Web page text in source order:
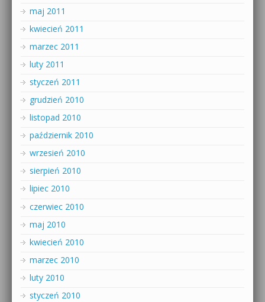
maj 2011
kwiecień 2011
marzec 2011
luty 2011
styczeń 2011
grudzień 2010
listopad 2010
październik 2010
wrzesień 2010
sierpień 2010
lipiec 2010
czerwiec 2010
maj 2010
kwiecień 2010
marzec 2010
luty 2010
styczeń 2010